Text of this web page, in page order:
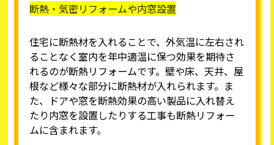
断熱・気密リフォームや内窓設置
住宅に断熱材を入れることで、外気温に左右され
ることなく室内を年中適温に保つ効果を期待さ
れるのが断熱リフォームです。壁や床、天井、屋
根など様々な部分に断熱材が入れられます。ま
た、ドアや窓を断熱効果の高い製品に入れ替え
たり内窓を設置したりする工事も断熱リフォー
ムに含まれます。